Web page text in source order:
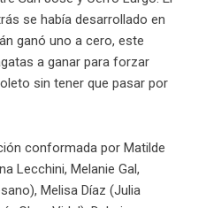
se había desarrollado en
ganó uno a cero, este
a ganar para forzar
sin tener que pasar por
conformada por Matilde
Lecchini, Melanie Gal,
Melisa Díaz (Julia